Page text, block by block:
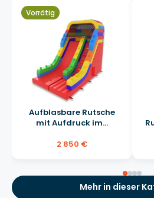
Vorrätig
Aufblasbare Rutsche
mit Aufdruck im...
2 850 €
Mehr in dieser